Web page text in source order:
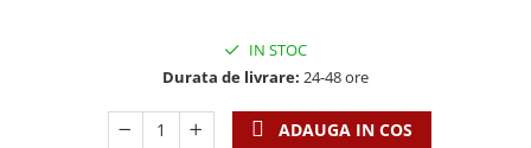
Instrumente pastorale
Obiecte decorative
IN STOC
Durata de livrare: 24-48 ore
ADAUGA IN COS